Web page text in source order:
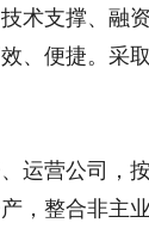
术支撑、融
、便捷。采
运营公司，
，整合非主